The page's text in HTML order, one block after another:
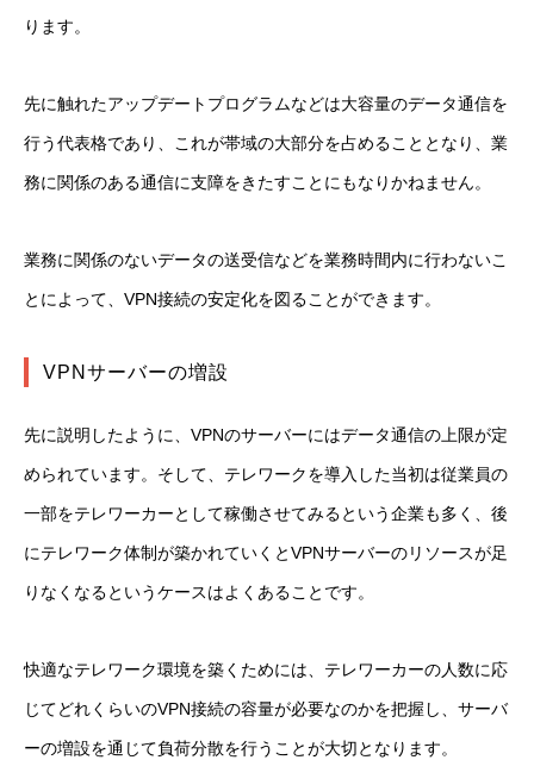
ります。
先に触れたアップデートプログラムなどは大容量のデータ通信を
行う代表格であり、これが帯域の大部分を占めることとなり、業
務に関係のある通信に支障をきたすことにもなりかねません。
業務に関係のないデータの送受信などを業務時間内に行わないこ
とによって、VPN接続の安定化を図ることができます。
VPNサーバーの増設
先に説明したように、VPNのサーバーにはデータ通信の上限が定
められています。そして、テレワークを導入した当初は従業員の
一部をテレワーカーとして稼働させてみるという企業も多く、後
にテレワーク体制が築かれていくとVPNサーバーのリソースが足
りなくなるというケースはよくあることです。
快適なテレワーク環境を築くためには、テレワーカーの人数に応
じてどれくらいのVPN接続の容量が必要なのかを把握し、サーバ
ーの増設を通じて負荷分散を行うことが大切となります。